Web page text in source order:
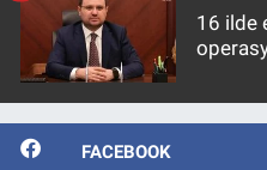
16 ilde
FACEBOOK